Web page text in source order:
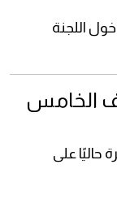
اللجنة
الخامس
حاليًا على